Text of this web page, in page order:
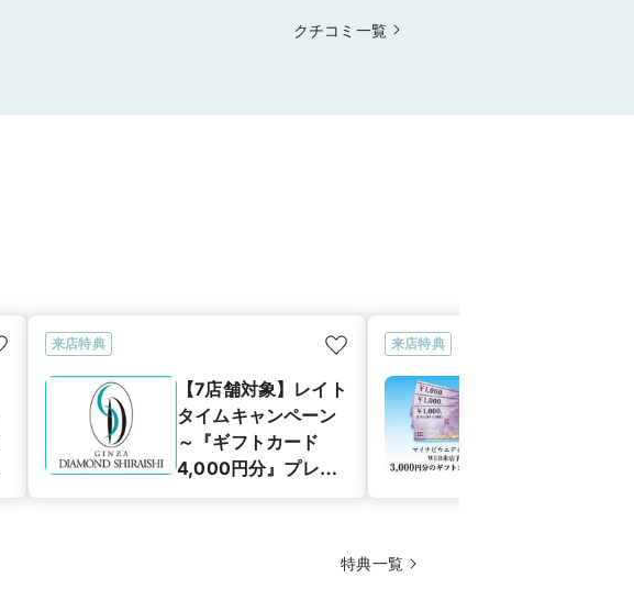
でしたが、お話の中でスムーズに決
クチコミ一覧
来店特典
【7店舗対象】レイト
タイムキャンペーン
～『ギフトカード
4,000円分』プレゼ
来店特典
特典一覧